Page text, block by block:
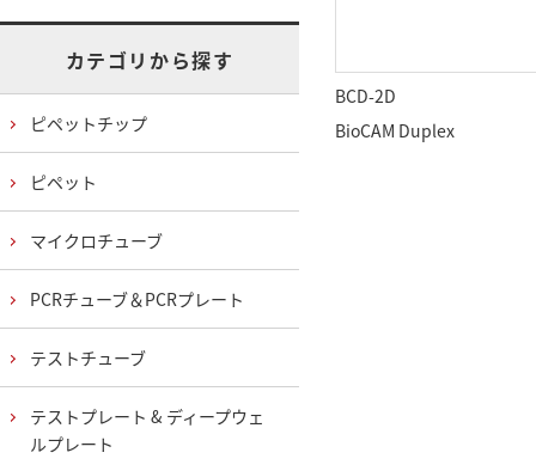
BCD-2D
BioCAM Duplex
カテゴリから探す
ピペットチップ
ピペット
マイクロチューブ
PCRチューブ＆PCRプレート
テストチューブ
テストプレート & ディープウェ
ルプレート